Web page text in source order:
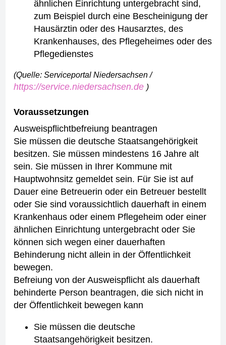
ähnlichen Einrichtung untergebracht sind,
zum Beispiel durch eine Bescheinigung der
Hausärztin oder des Hausarztes, des
Krankenhauses, des Pflegeheimes oder des
Pflegedienstes
(Quelle: Serviceportal Niedersachsen /
https://service.niedersachsen.de )
Voraussetzungen
Ausweispflichtbefreiung beantragen
Sie müssen die deutsche Staatsangehörigkeit
besitzen. Sie müssen mindestens 16 Jahre alt
sein. Sie müssen in Ihrer Kommune mit
Hauptwohnsitz gemeldet sein. Für Sie ist auf
Dauer eine Betreuerin oder ein Betreuer bestellt
oder Sie sind voraussichtlich dauerhaft in einem
Krankenhaus oder einem Pflegeheim oder einer
ähnlichen Einrichtung untergebracht oder Sie
können sich wegen einer dauerhaften
Behinderung nicht allein in der Öffentlichkeit
bewegen.
Befreiung von der Ausweispflicht als dauerhaft
behinderte Person beantragen, die sich nicht in
der Öffentlichkeit bewegen kann
Sie müssen die deutsche
Staatsangehörigkeit besitzen.